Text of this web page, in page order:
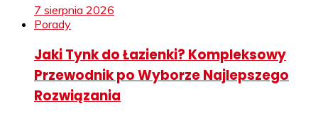
7 sierpnia 2026
Porady
Jaki Tynk do Łazienki? Kompleksowy
Przewodnik po Wyborze Najlepszego
Rozwiązania